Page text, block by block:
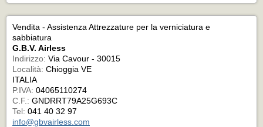
Vendita - Assistenza Attrezzature per la verniciatura e
sabbiatura
G.B.V. Airless
Indirizzo: Via Cavour - 30015
Località: Chioggia VE
ITALIA
P.IVA: 04065110274
C.F.: GNDRRT79A25G693C
Tel: 041 40 32 97
info@gbvairless.com